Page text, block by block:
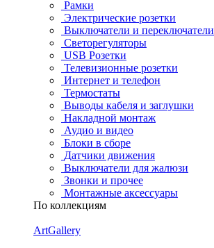
Рамки
Электрические розетки
Выключатели и переключатели
Светорегуляторы
USB Розетки
Телевизионные розетки
Интернет и телефон
Термостаты
Выводы кабеля и заглушки
Накладной монтаж
Аудио и видео
Блоки в сборе
Датчики движения
Выключатели для жалюзи
Звонки и прочее
Монтажные аксессуары
По коллекциям
ArtGallery